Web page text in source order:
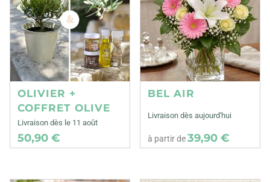
OLIVIER +
COFFRET OLIVE
Livraison dès le 11 août
50,90 €
BEL AIR
Livraison dès aujourd'hui
à partir de39,90 €